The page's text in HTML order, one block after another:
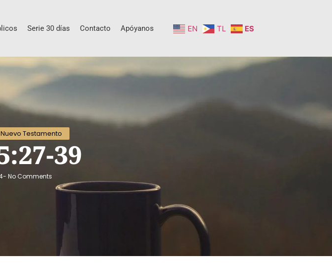
Serie 30 días Contacto Apóyanos EN TL ES
Nuevo Testamento
39
- No Comments